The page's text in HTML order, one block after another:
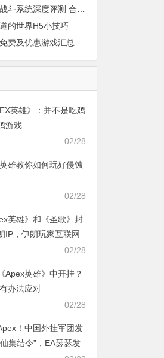
的世界H5小技巧
英雄》：并不是吃鸡
游戏
02/28
雄教你如何玩好侵蚀
02/28
英雄》和《圣歌》封
IP，伊朗玩家互联网
02/28
Apex英雄》中开挂？
办法应对
02/28
！中国外挂军团发
集结令”，EA瑟瑟发